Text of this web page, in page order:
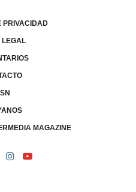
PRIVACIDAD
LEGAL
MAGAZINE